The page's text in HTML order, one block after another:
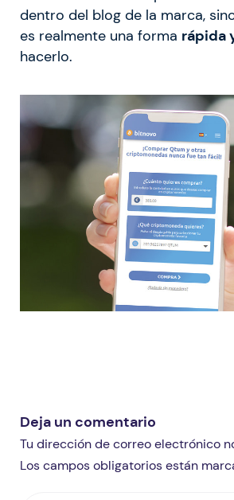
dentro del blog de la marca,
es realmente una forma rápida
hacerlo.
Deja un comentario
Tu dirección de correo electrónico
Los campos obligatorios están